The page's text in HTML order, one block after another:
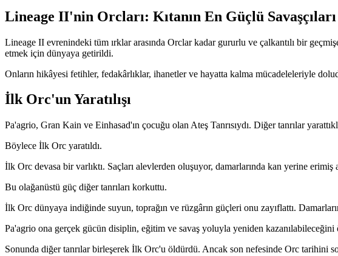
Lineage II'nin Orcları: Kıtanın En Güçlü Savaşçıları
Lineage II evrenindeki tüm ırklar arasında Orclar kadar gururlu ve çalkantılı bir
etmek için dünyaya getirildi.
Onların hikâyesi fetihler, fedakârlıklar, ihanetler ve hayatta kalma mücadeleleriyle
İlk Orc'un Yaratılışı
Pa'agrio, Gran Kain ve Einhasad'ın çocuğu olan Ateş Tanrısıydı. Diğer tanrılar
Böylece İlk Orc yaratıldı.
İlk Orc devasa bir varlıktı. Saçları alevlerden oluşuyor, damarlarında kan yerine erimiş
Bu olağanüstü güç diğer tanrıları korkuttu.
İlk Orc dünyaya indiğinde suyun, toprağın ve rüzgârın güçleri onu zayıflattı.
Pa'agrio ona gerçek gücün disiplin, eğitim ve savaş yoluyla yeniden kazanılabileceğini
Sonunda diğer tanrılar birleşerek İlk Orc'u öldürdü. Ancak son nefesinde Orc tarihini